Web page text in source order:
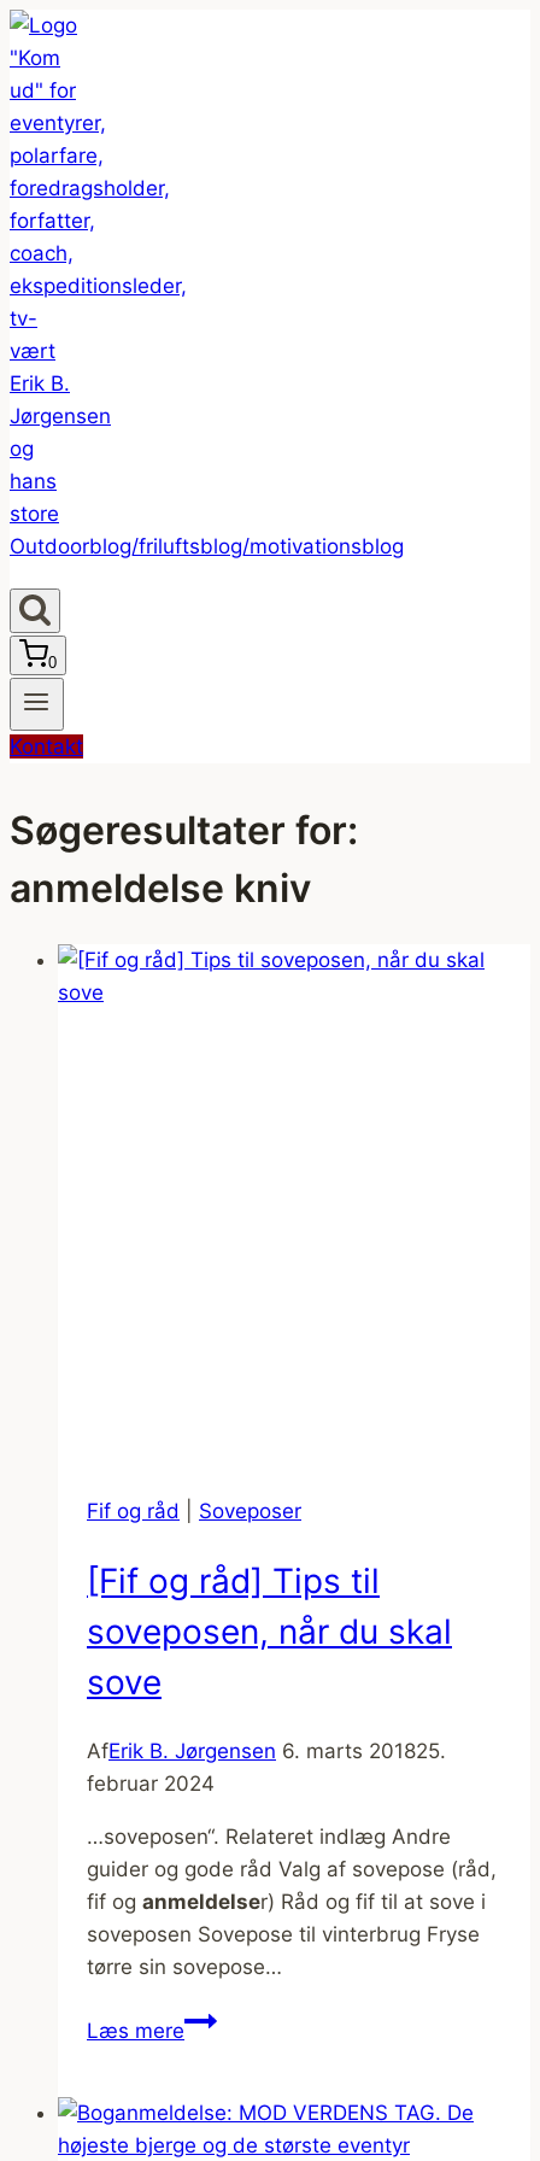
Fortsæt
til
indhold
0
Kontakt
Søgeresultater for:
anmeldelse kniv
Fif og råd Soveposer
[Fif og råd] Tips til
soveposen, når du skal
sove
AfErik B. Jørgensen 6. marts 201825.
februar 2024
…soveposen“. Relateret indlæg Andre
guider og gode råd Valg af sovepose (råd,
fif og anmeldelser) Råd og fif til at sove i
soveposen Sovepose til vinterbrug Fryse
tørre sin sovepose…
Læs mere[Fif
Tips
til